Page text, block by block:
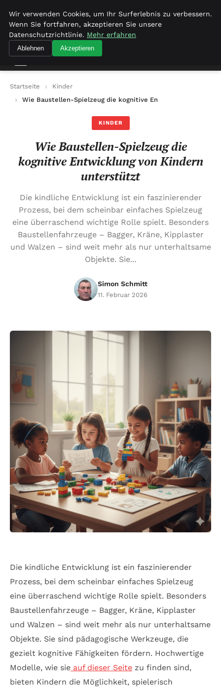
Freiraumkind.de
Startseite
Kinder
Wie Baustellen-Spielzeug die kognitive Entwicklung von
KINDER
Wie Baustellen-Spielzeug die
kognitive Entwicklung von Kindern
unterstützt
Die kindliche Entwicklung ist ein faszinierender
Prozess, bei dem scheinbar einfaches Spielzeug
eine überraschend wichtige Rolle spielt. Besonders
Baustellenfahrzeuge – Bagger, Kräne, Kipplaster
und Walzen – sind weit mehr als nur unterhaltsame
Objekte. Sie...
Simon Schmitt
11. Februar 2026
Die kindliche Entwicklung ist ein faszinierender
Prozess, bei dem scheinbar einfaches Spielzeug
eine überraschend wichtige Rolle spielt. Besonders
Baustellenfahrzeuge – Bagger, Kräne, Kipplaster
und Walzen – sind weit mehr als nur unterhaltsame
Objekte. Sie sind pädagogische Werkzeuge, die
gezielt kognitive Fähigkeiten fördern. Hochwertige
Modelle, wie sie auf dieser Seite zu finden sind,
bieten Kindern die Möglichkeit, spielerisch
Wir verwenden Cookies, um Ihr Surferlebnis zu verbessern.
Wenn Sie fortfahren, akzeptieren Sie unsere
Datenschutzrichtlinie. Mehr erfahren
Ablehnen Akzeptieren